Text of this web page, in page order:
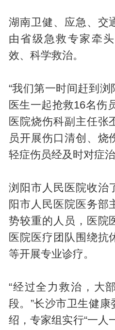
湖南卫健、应急、交
由省级急救专家牵
效、科学救治。
“我们第一时间赶到
医生一起抢救16名伤
医院烧伤科副主任张
员开展伤口清创、烧
轻症伤员经及时对症
浏阳市人民医院收治
阳市人民医院医务部
势较重的人员，医院
医院医疗团队围绕抗
等开展专业诊疗。
“经过全力救治，大
段。”长沙市卫生健
绍，专家组实行“一人